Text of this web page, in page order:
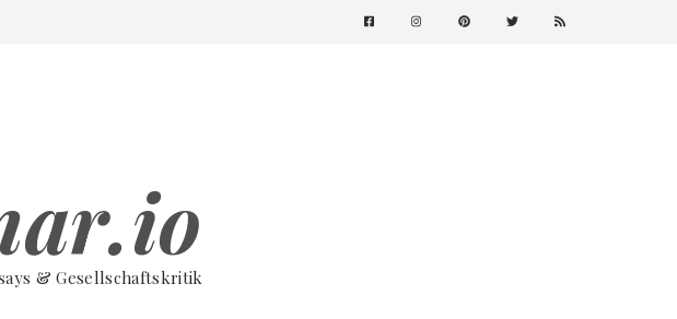
& Gesellschaftskritik